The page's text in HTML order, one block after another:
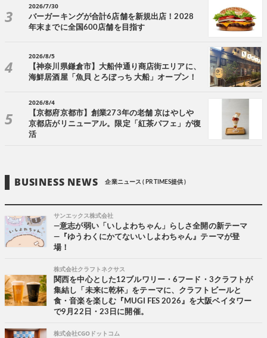
2026/7/30
バーガーキングが合計6店舗を新規出店！2028
年末までに全国600店舗を目指す
2026/8/5
【神奈川県鎌倉市】大船仲通り商店街エリアに、
海鮮居酒屋「魚貝 とろぼっち 大船」オープン！
2026/8/4
【京都府京都市】創業273年の老舗 京はやしや
京都店がリニューアル。限定「紅茶パフェ」が復
活
BUSINESS NEWS 企業ニュース ( PR TIMES提供 )
サンエックス株式会社
―意志が弱い「いしよわちゃん」らしさ全開の新テーマ
―『ゆうわくにかてないいしよわちゃん』テーマが登
場！
株式会社クラフトネクサス
関西を中心とした12ブルワリー・6フード・3クラフトが
集結し「未来に乾杯」をテーマに、クラフトビールと
食・音楽を楽しむ『MUGI FES 2026』を大阪ベイタワー
で9月22日・23日に開催。
株式会社CGOドットコム